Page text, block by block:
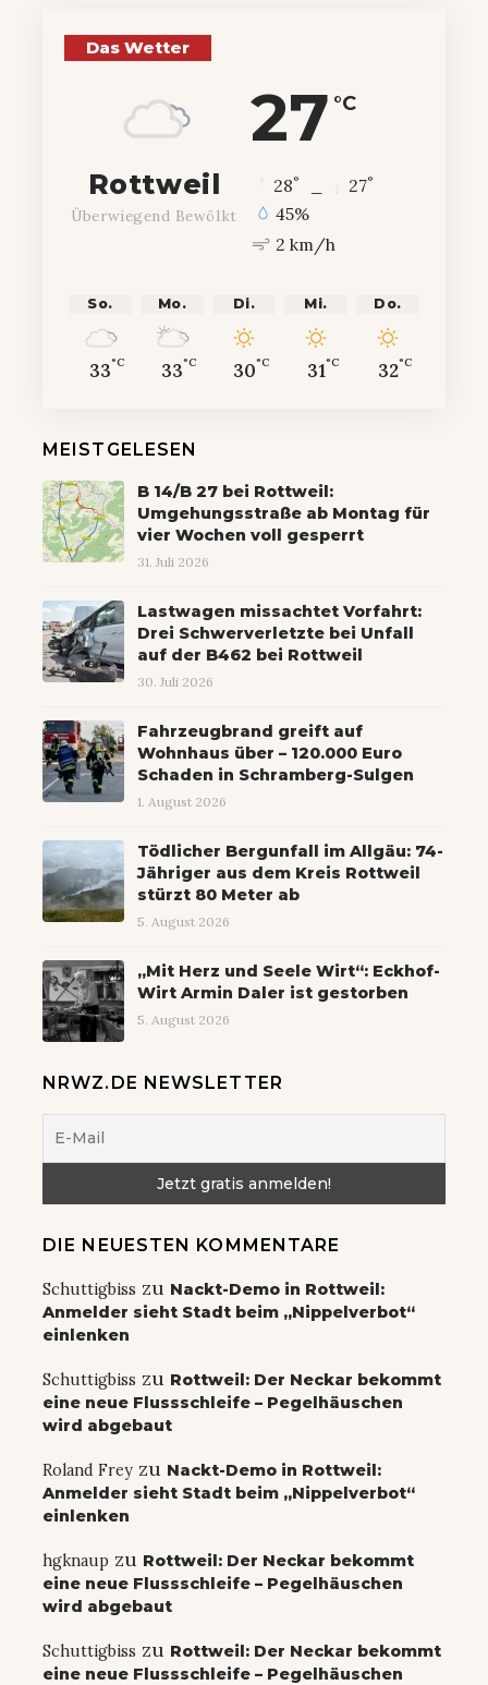
Das Wetter
27 °C
Rottweil
Überwiegend Bewölkt
28° 27°
45%
2 km/h
So.
33°C
Mo.
33°C
Di.
30°C
Mi.
31°C
Do.
32°C
MEISTGELESEN
B 14/B 27 bei Rottweil:
Umgehungsstraße ab Montag für
vier Wochen voll gesperrt
31. Juli 2026
Lastwagen missachtet Vorfahrt:
Drei Schwerverletzte bei Unfall
auf der B462 bei Rottweil
30. Juli 2026
Fahrzeugbrand greift auf
Wohnhaus über – 120.000 Euro
Schaden in Schramberg-Sulgen
1. August 2026
Tödlicher Bergunfall im Allgäu: 74-
Jähriger aus dem Kreis Rottweil
stürzt 80 Meter ab
5. August 2026
„Mit Herz und Seele Wirt“: Eckhof-
Wirt Armin Daler ist gestorben
5. August 2026
NRWZ.DE NEWSLETTER
DIE NEUESTEN KOMMENTARE
Schuttigbiss zu Nackt-Demo in Rottweil:
Anmelder sieht Stadt beim „Nippelverbot“
einlenken
Schuttigbiss zu Rottweil: Der Neckar bekommt
eine neue Flussschleife – Pegelhäuschen
wird abgebaut
Roland Frey zu Nackt-Demo in Rottweil:
Anmelder sieht Stadt beim „Nippelverbot“
einlenken
hgknaup zu Rottweil: Der Neckar bekommt
eine neue Flussschleife – Pegelhäuschen
wird abgebaut
Schuttigbiss zu Rottweil: Der Neckar bekommt
eine neue Flussschleife – Pegelhäuschen